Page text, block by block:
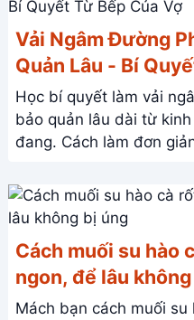
Vải Ngâm Đường
Quản Lâu - Bí
Học bí quyết làm vải
bảo quản lâu dài từ
đang. Cách làm
Cách muối su hào
ngon, để lâu
Mách bạn cách muối